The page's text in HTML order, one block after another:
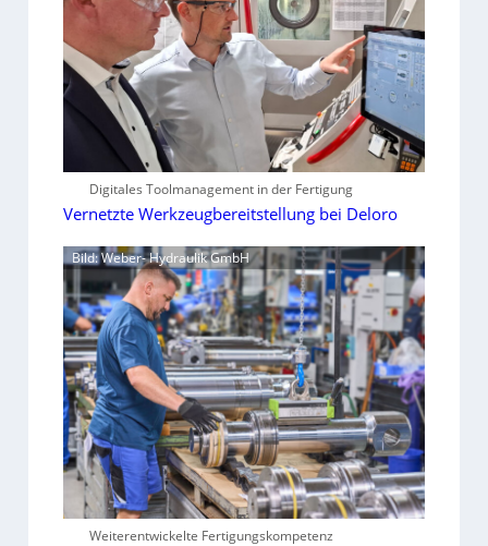
Digitales Toolmanagement in der Fertigung
Vernetzte Werkzeugbereitstellung bei Deloro
Bild: Weber- Hydraulik GmbH
Weiterentwickelte Fertigungskompetenz